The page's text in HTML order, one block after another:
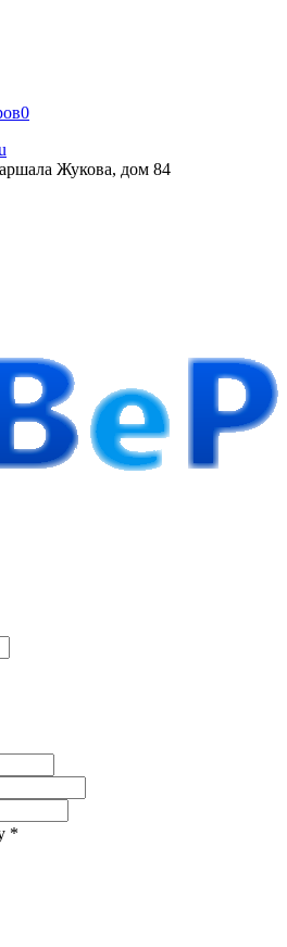
0
Жукова, дом 84
*